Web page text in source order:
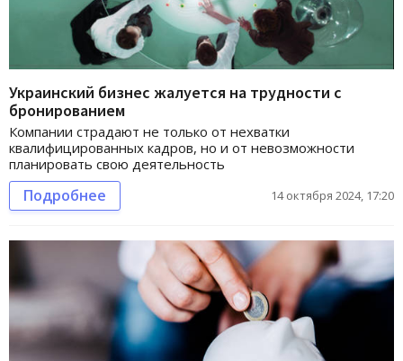
Украинский бизнес жалуется на трудности с
бронированием
Компании страдают не только от нехватки
квалифицированных кадров, но и от невозможности
планировать свою деятельность
Подробнее 14 октября 2024, 17:20